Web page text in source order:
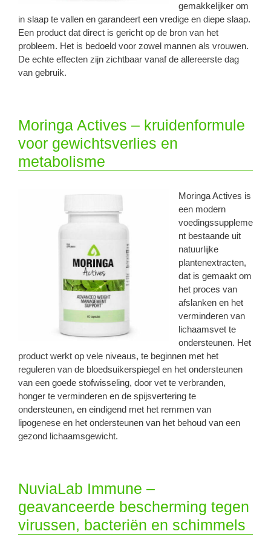
gemakkelijker om
in slaap te vallen en garandeert een vredige en diepe slaap.
Een product dat direct is gericht op de bron van het
probleem. Het is bedoeld voor zowel mannen als vrouwen.
De echte effecten zijn zichtbaar vanaf de allereerste dag
van gebruik.
Moringa Actives – kruidenformule
voor gewichtsverlies en
metabolisme
Moringa Actives is
een modern
voedingssuppleme
nt bestaande uit
natuurlijke
plantenextracten,
dat is gemaakt om
het proces van
afslanken en het
verminderen van
lichaamsvet te
ondersteunen. Het
product werkt op vele niveaus, te beginnen met het
reguleren van de bloedsuikerspiegel en het ondersteunen
van een goede stofwisseling, door vet te verbranden,
honger te verminderen en de spijsvertering te
ondersteunen, en eindigend met het remmen van
lipogenese en het ondersteunen van het behoud van een
gezond lichaamsgewicht.
NuviaLab Immune –
geavanceerde bescherming tegen
virussen, bacteriën en schimmels